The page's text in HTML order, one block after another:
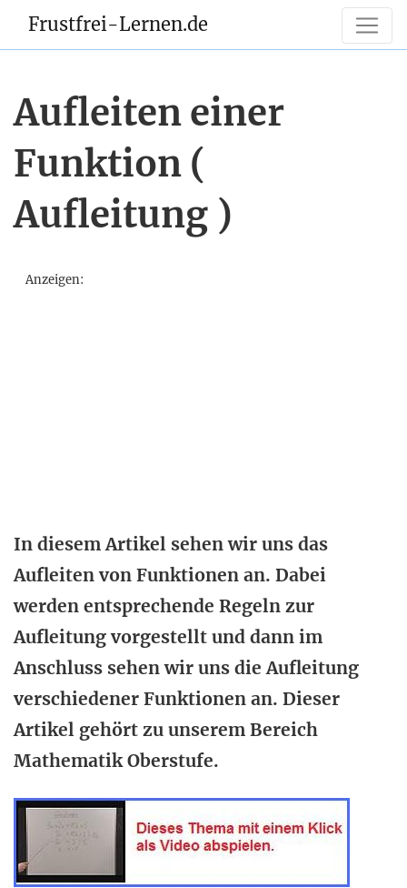
Frustfrei-Lernen.de
Aufleiten einer
Funktion (
Aufleitung )
Anzeigen:
In diesem Artikel sehen wir uns das
Aufleiten von Funktionen an. Dabei
werden entsprechende Regeln zur
Aufleitung vorgestellt und dann im
Anschluss sehen wir uns die Aufleitung
verschiedener Funktionen an. Dieser
Artikel gehört zu unserem Bereich
Mathematik Oberstufe.